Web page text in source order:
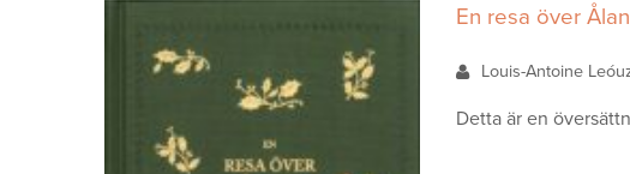
En resa över
Louis-Antoine
Detta är en